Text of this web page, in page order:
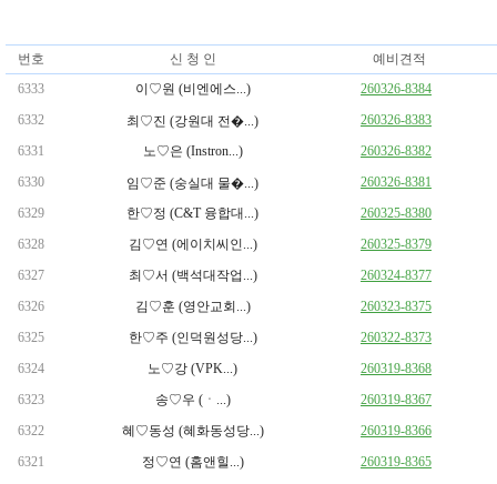
번호 신 청 인
예비견적
6333
이♡원 (비엔에스...)
260326-8384
6332
최♡진 (강원대 전�...)
260326-8383
6331
노♡은 (Instron...)
260326-8382
6330
임♡준 (숭실대 물�...)
260326-8381
6329
한♡정 (C&T 융합대...)
260325-8380
6328
김♡연 (에이치씨인...)
260325-8379
6327
최♡서 (백석대작업...)
260324-8377
6326
김♡훈 (영안교회...)
260323-8375
6325
한♡주 (인덕원성당...)
260322-8373
6324
노♡강 (VPK...)
260319-8368
6323
송♡우 (ㆍ...)
260319-8367
6322
혜♡동성 (혜화동성당...)
260319-8366
6321
정♡연 (홈앤힐...)
260319-8365